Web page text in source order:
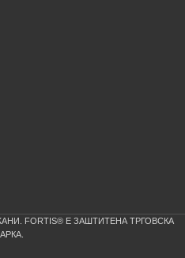
FORTIS® Е ЗАШТИТЕНА ТРГОВСКА